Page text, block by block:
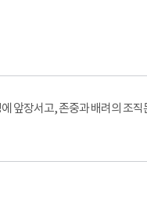
앞장서고, 존중과 배려의 조